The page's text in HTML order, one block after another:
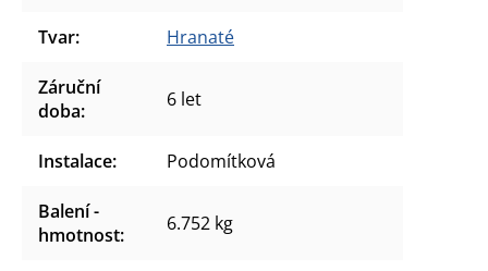
Tvar: Hranaté
Záruční
doba: 6 let
Instalace: Podomítková
Balení -
hmotnost: 6.752 kg